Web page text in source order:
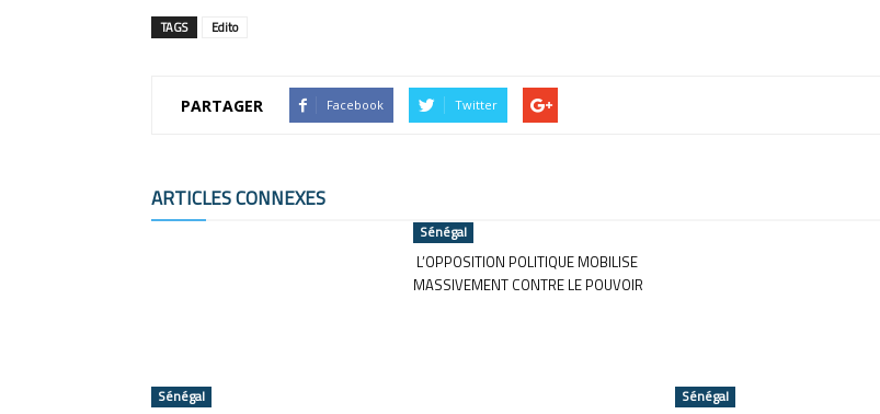
TAGS Edito
PARTAGER Facebook Twitter
ARTICLES CONNEXES
Sénégal
Sénégal
L’OPPOSITION POLITIQUE MOBILISE
MASSIVEMENT CONTRE LE POUVOIR
Sénégal